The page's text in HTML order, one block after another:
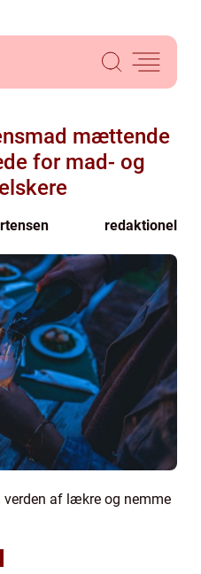
mættende
for mad- og
redaktionel
af lækre og nemme